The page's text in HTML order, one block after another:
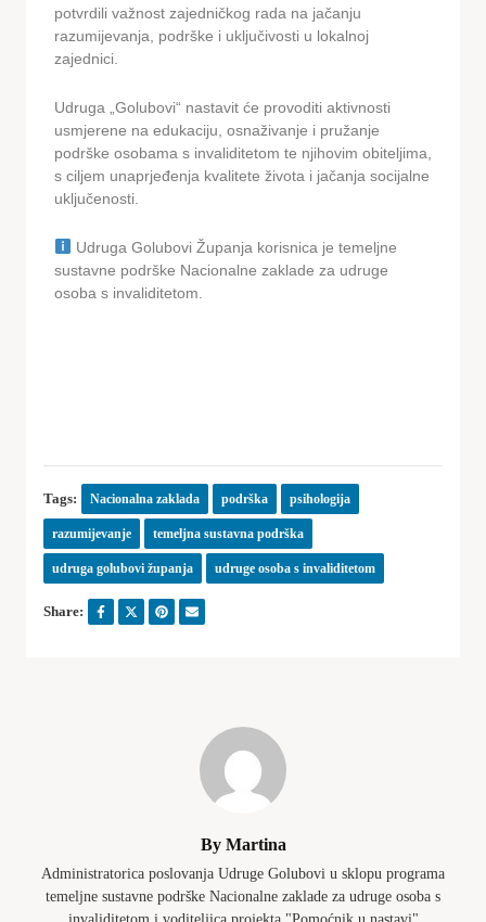
potvrdili važnost zajedničkog rada na jačanju
razumijevanja, podrške i uključivosti u lokalnoj
zajednici.
Udruga „Golubovi“ nastavit će provoditi aktivnosti
usmjerene na edukaciju, osnaživanje i pružanje
podrške osobama s invaliditetom te njihovim obiteljima,
s ciljem unaprjeđenja kvalitete života i jačanja socijalne
uključenosti.
Udruga Golubovi Županja korisnica je temeljne
sustavne podrške Nacionalne zaklade za udruge
osoba s invaliditetom.
Tags: Nacionalna zaklada podrška psihologija
razumijevanje temeljna sustavna podrška
udruga golubovi županja udruge osoba s invaliditetom
Share:
By Martina
Administratorica poslovanja Udruge Golubovi u sklopu programa
temeljne sustavne podrške Nacionalne zaklade za udruge osoba s